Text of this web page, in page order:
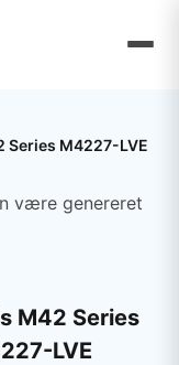
Series M4227-LVE
være genereret
M42 Series
LVE